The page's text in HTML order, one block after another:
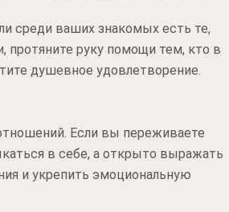
среди ваших знакомых есть те,
протяните руку помощи тем, кто в
душевное удовлетворение.
Если вы переживаете
в себе, а открыто выражать
и укрепить эмоциональную